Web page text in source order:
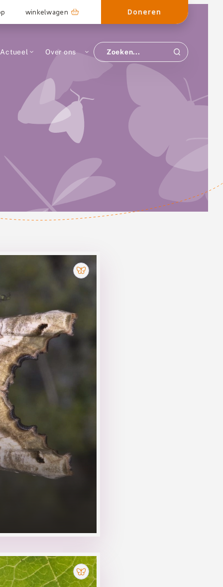
winkelwagen Doneren
Actueel Over ons